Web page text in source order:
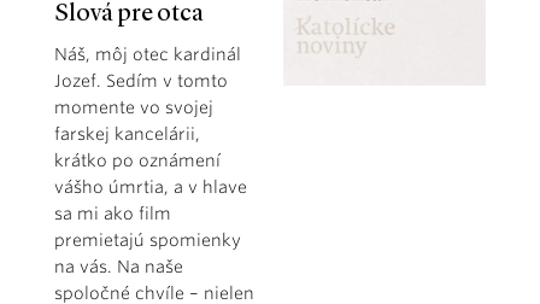
Slová pre otca
Náš, môj otec kardinál
Jozef. Sedím v tomto
momente vo svojej
farskej kancelárii,
krátko po oznámení
vášho úmrtia, a v hlave
sa mi ako film
premietajú spomienky
na vás. Na naše
spoločné chvíle – nielen